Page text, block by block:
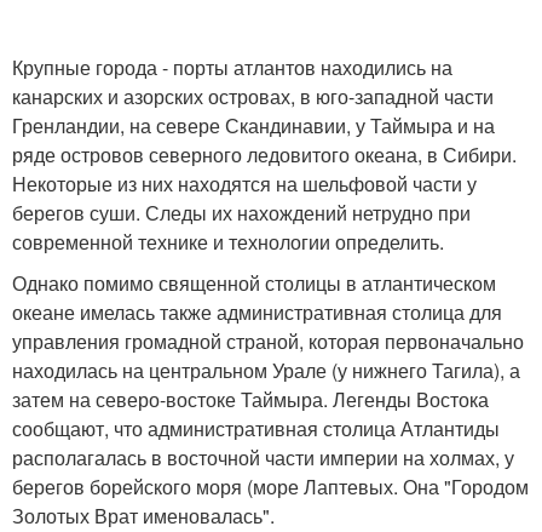
Крупные города - порты атлантов находились на
канарских и азорских островах, в юго-западной части
Гренландии, на севере Скандинавии, у Таймыра и на
ряде островов северного ледовитого океана, в Сибири.
Некоторые из них находятся на шельфовой части у
берегов суши. Следы их нахождений нетрудно при
современной технике и технологии определить.
Однако помимо священной столицы в атлантическом
океане имелась также административная столица для
управления громадной страной, которая первоначально
находилась на центральном Урале (у нижнего Тагила), а
затем на северо-востоке Таймыра. Легенды Востока
сообщают, что административная столица Атлантиды
располагалась в восточной части империи на холмах, у
берегов борейского моря (море Лаптевых. Она "Городом
Золотых Врат именовалась".